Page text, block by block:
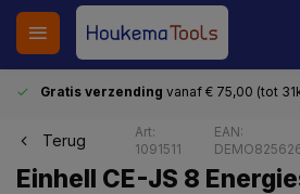
Gratis verzending vanaf € 75,00 (tot
Terug
Art:
1091511
EAN:
Einhell CE-JS 8